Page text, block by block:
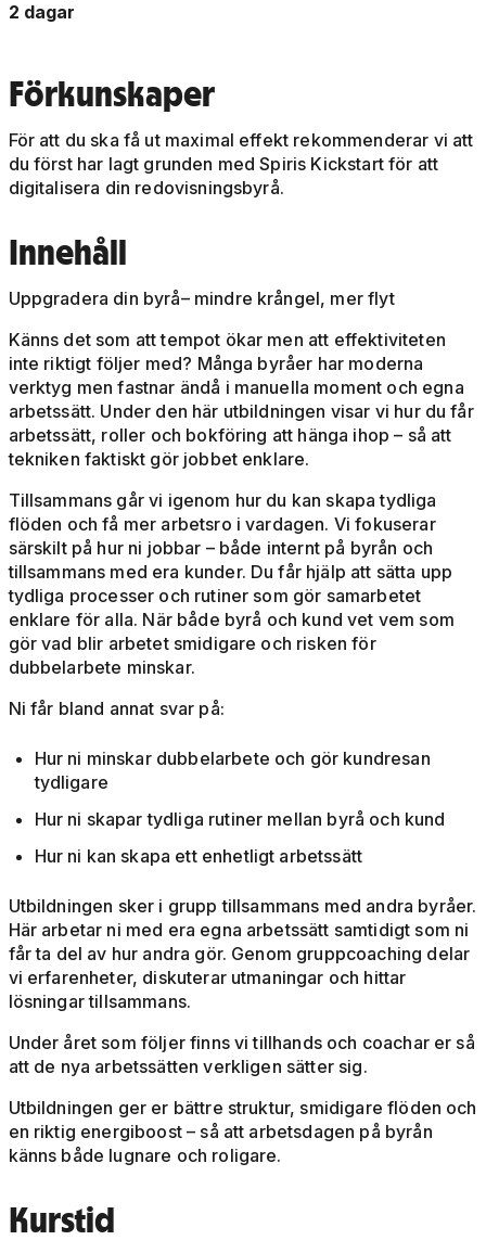
2 dagar
Förkunskaper
För att du ska få ut maximal effekt rekommenderar vi att
du först har lagt grunden med Spiris Kickstart för att
digitalisera din redovisningsbyrå.
Innehåll
Uppgradera din byrå– mindre krångel, mer flyt
Känns det som att tempot ökar men att effektiviteten
inte riktigt följer med? Många byråer har moderna
verktyg men fastnar ändå i manuella moment och egna
arbetssätt. Under den här utbildningen visar vi hur du får
arbetssätt, roller och bokföring att hänga ihop – så att
tekniken faktiskt gör jobbet enklare.
Tillsammans går vi igenom hur du kan skapa tydliga
flöden och få mer arbetsro i vardagen. Vi fokuserar
särskilt på hur ni jobbar – både internt på byrån och
tillsammans med era kunder. Du får hjälp att sätta upp
tydliga processer och rutiner som gör samarbetet
enklare för alla. När både byrå och kund vet vem som
gör vad blir arbetet smidigare och risken för
dubbelarbete minskar.
Ni får bland annat svar på:
Hur ni minskar dubbelarbete och gör kundresan
tydligare
Hur ni skapar tydliga rutiner mellan byrå och kund
Hur ni kan skapa ett enhetligt arbetssätt
Utbildningen sker i grupp tillsammans med andra byråer.
Här arbetar ni med era egna arbetssätt samtidigt som ni
får ta del av hur andra gör. Genom gruppcoaching delar
vi erfarenheter, diskuterar utmaningar och hittar
lösningar tillsammans.
Under året som följer finns vi tillhands och coachar er så
att de nya arbetssätten verkligen sätter sig.
Utbildningen ger er bättre struktur, smidigare flöden och
en riktig energiboost – så att arbetsdagen på byrån
känns både lugnare och roligare.
Kurstid